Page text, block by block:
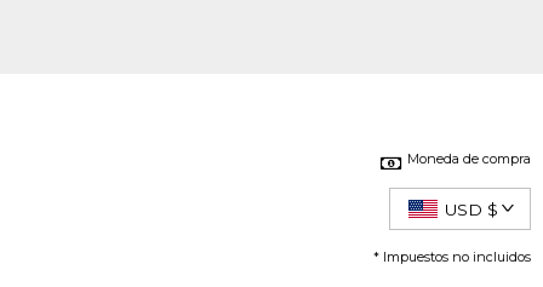
Moneda de compra
USD $
* Impuestos no incluidos